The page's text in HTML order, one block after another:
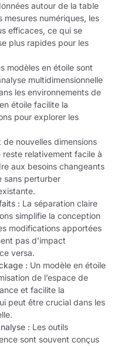
autour de la table
numériques, les
efficaces, ce qui se
plus rapides pour les
modèles en étoile sont
multidimensionnelle
les environnements de
étoile facilite la
pour explorer les
de nouvelles dimensions
reste relativement facile à
aux besoins changeants
sans perturber
: La séparation claire
simplifie la conception
modifications apportées
pas d’impact
versa.
: Un modèle en étoile
de l’espace de
et facilite la
peut être crucial dans les
: Les outils
sont souvent conçus